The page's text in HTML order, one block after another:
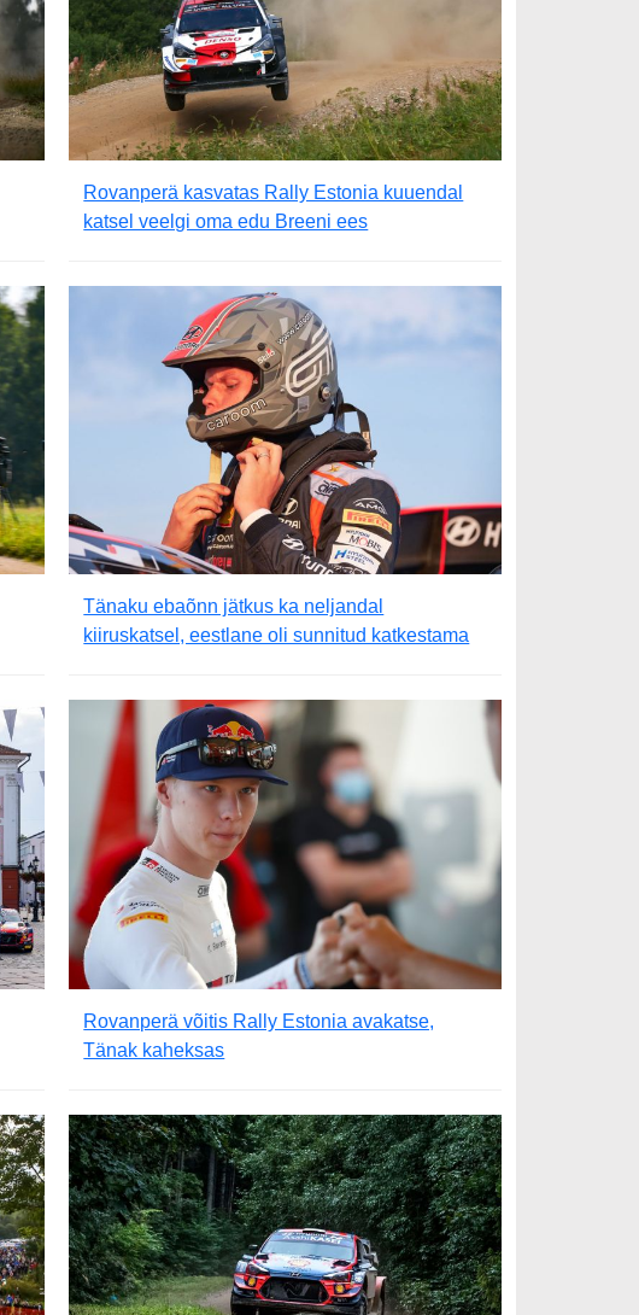
Rovanperä kasvatas Rally Estonia kuuendal
katsel veelgi oma edu Breeni ees
Tänaku ebaõnn jätkus ka neljandal
kiiruskatsel, eestlane oli sunnitud katkestama
Rovanperä võitis Rally Estonia avakatse,
Tänak kaheksas